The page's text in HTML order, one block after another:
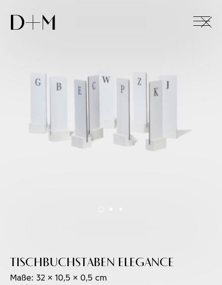
D+M +
Tischbuchstaben ELEGANCE
Maße: 32 x 10,5 x 0,5 cm